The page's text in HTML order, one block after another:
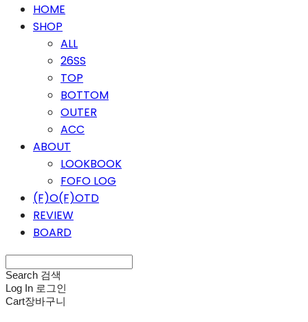
HOME
SHOP
ALL
26SS
TOP
BOTTOM
OUTER
ACC
ABOUT
LOOKBOOK
FOFO LOG
(F)O(F)OTD
REVIEW
BOARD
Search 검색
Log In 로그인
Cart장바구니